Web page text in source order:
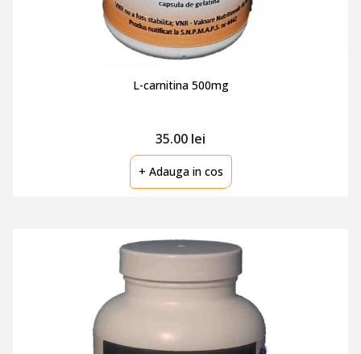
L-carnitina 500mg
35.00 lei
+ Adauga in cos